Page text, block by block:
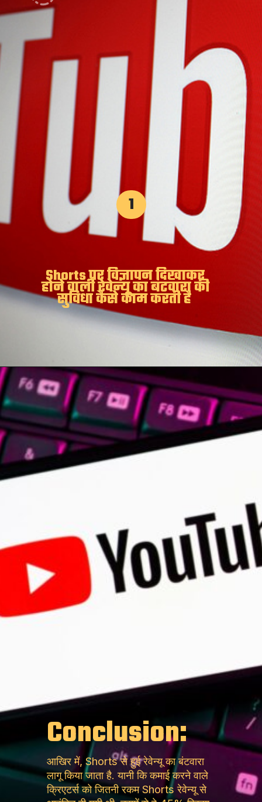
Shorts पर विज्ञापन दिखाकर
होने वाली रेवेन्यू का बंटवारा की
सुविधा कैसे काम करती है
1
Conclusion:
आखिर में, Shorts से हुई रेवेन्यू का बंटवारा
लागू किया जाता है. यानी कि कमाई करने वाले
क्रिएटर्स को जितनी रकम Shorts रेवेन्यू से